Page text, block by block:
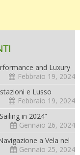
and Luxury
Febbraio 19, 2024
e Lusso
Febbraio 19, 2024
in 2024”
Gennaio 26, 2024
a Vela nel
Gennaio 25, 2024